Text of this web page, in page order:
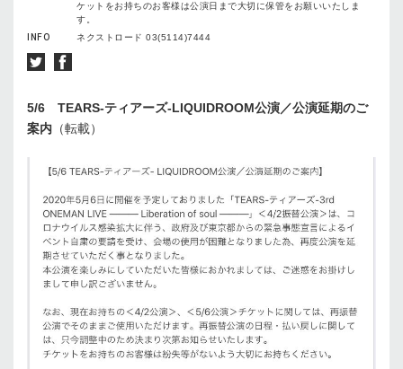
ケットをお持ちのお客様は公演日まで大切に保管をお願いいたしま
す。
INFO
ネクストロード 03(5114)7444
5/6 TEARS-ティアーズ-LIQUIDROOM公演／公演延期のご
案内 （転載）